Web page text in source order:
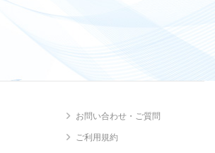
お問い合わせ・ご質問
ご利用規約